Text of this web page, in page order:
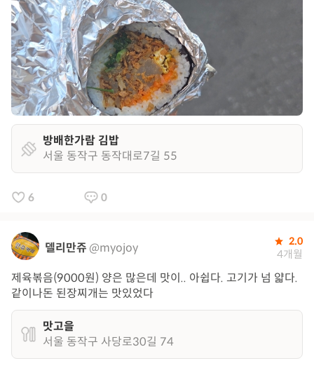
방배한가람 김밥
서울 동작구 동작대로7길 55
6 0
델리만쥬 @myojoy 2.0
4개월
제육볶음(9000원) 양은 많은데 맛이.. 아쉽다. 고기가 넘 얇다.
같이나돈 된장찌개는 맛있었다
맛고을
서울 동작구 사당로30길 74